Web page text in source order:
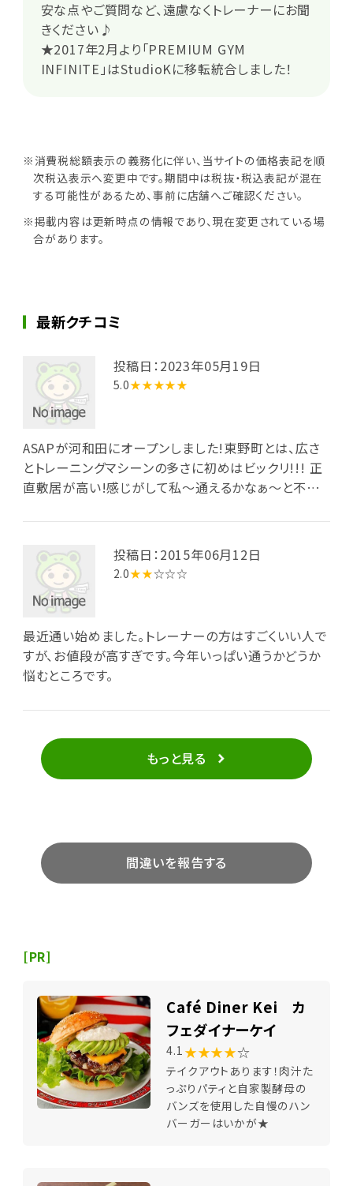
安な点やご質問など、遠慮なくトレーナーにお聞
きください♪
★2017年2月より「PREMIUM GYM
INFINITE」はStudioKに移転統合しました！
※消費税総額表示の義務化に伴い、当サイトの価格表記を順
次税込表示へ変更中です。期間中は税抜・税込表記が混在
する可能性があるため、事前に店舗へご確認ください。
※掲載内容は更新時点の情報であり、現在変更されている場
合があります。
最新クチコミ
投稿日：2023年05月19日
5.0★★★★★
ASAPが河和田にオープンしました!東野町とは、広さ
とトレーニングマシーンの多さに初めはビックリ!!! 正
直敷居が高い!感じがして私～通えるかなぁ～と不安
持ちでトレーニングに打ち込んでます! 外観だけ見ると
え!高級感凄い!入りづらい!と思いますが～中に居るス
タッフは～笑顔で迎えてくれますよ! 内装もお洒
落!cafeに入る感じで一度来て！見て!下さい! メンタル
強くなりますよ! 優しいフタッフさんが体の悩みとかお
に踏み出さないと始まりませんよ!私も勇気と自信沢
山貰って頑張ってます❤
投稿日：2015年06月12日
2.0★★☆☆☆
最近通い始めました。トレーナーの方はすごくいい人で
すが、お値段が高すぎです。今年いっぱい通うかどうか
悩むところです。
もっと見る
間違いを報告する
[PR]
Café Diner Kei カ
フェダイナーケイ
4.1 ★★★★☆
テイクアウトあります！肉汁た
っぷりパティと自家製酵母の
バンズを使用した自慢のハン
バーガーはいかが★